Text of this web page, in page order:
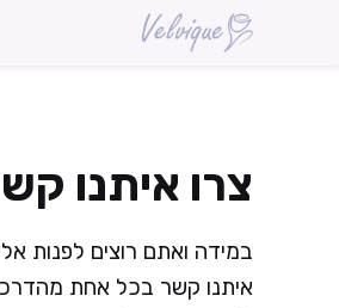
צרו איתנו
במידה ואתם רוצים לפנות
איתנו קשר בכל אחת